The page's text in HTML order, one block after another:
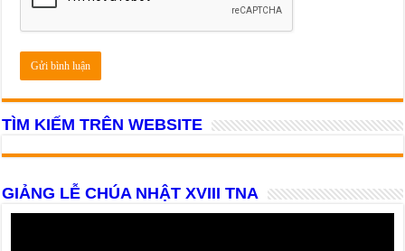
TÌM KIẾM TRÊN WEBSITE
GIẢNG LỄ CHÚA NHẬT XVIII TNA